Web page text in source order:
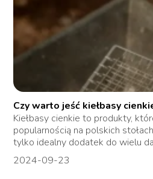
Czy warto jeść kiełbasy
Kiełbasy cienkie to produkty,
popularnością na polskich
tylko idealny dodatek do wielu
2024-09-23